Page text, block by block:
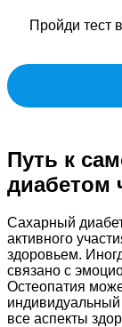
Пройди тест
Путь к
диабетом
Сахарный
активного
здоровьем.
связано с
Остеопатия
все аспекты